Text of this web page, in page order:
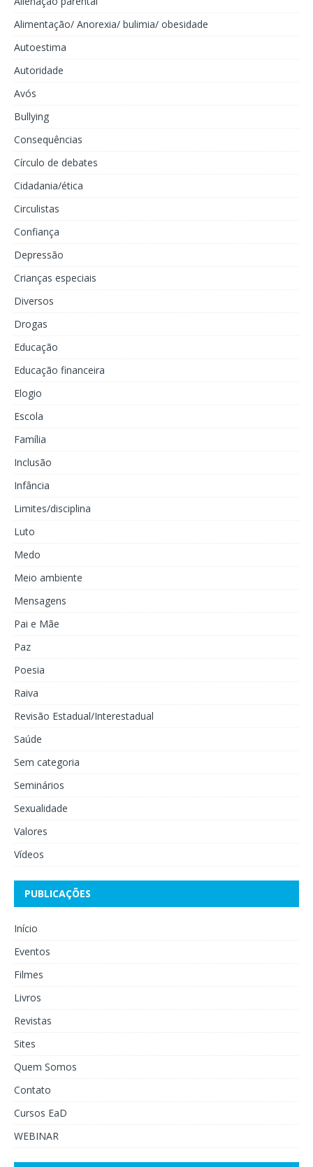
Alimentação/ Anorexia/ bulimia/ obesidade
Autoestima
Autoridade
Avós
Bullying
Consequências
Círculo de debates
Cidadania/ética
Circulistas
Confiança
Depressão
Crianças especiais
Diversos
Drogas
Educação
Educação financeira
Elogio
Escola
Família
Inclusão
Infância
Limites/disciplina
Luto
Medo
Meio ambiente
Mensagens
Pai e Mãe
Paz
Poesia
Raiva
Revisão Estadual/Interestadual
Saúde
Sem categoria
Seminários
Sexualidade
Valores
Vídeos
PUBLICAÇÕES
Início
Eventos
Filmes
Livros
Revistas
Sites
Quem Somos
Contato
Cursos EaD
WEBINAR